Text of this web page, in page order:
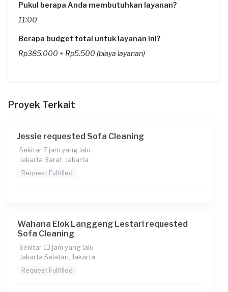
Pukul berapa Anda membutuhkan layanan?
11:00
Berapa budget total untuk layanan ini?
Rp385.000 + Rp5.500 (biaya layanan)
Proyek Terkait
Jessie requested Sofa Cleaning
Sekitar 7 jam yang lalu
Jakarta Barat, Jakarta
Request Fulfilled
Wahana Elok Langgeng Lestari requested
Sofa Cleaning
Sekitar 13 jam yang lalu
Jakarta Selatan, Jakarta
Request Fulfilled